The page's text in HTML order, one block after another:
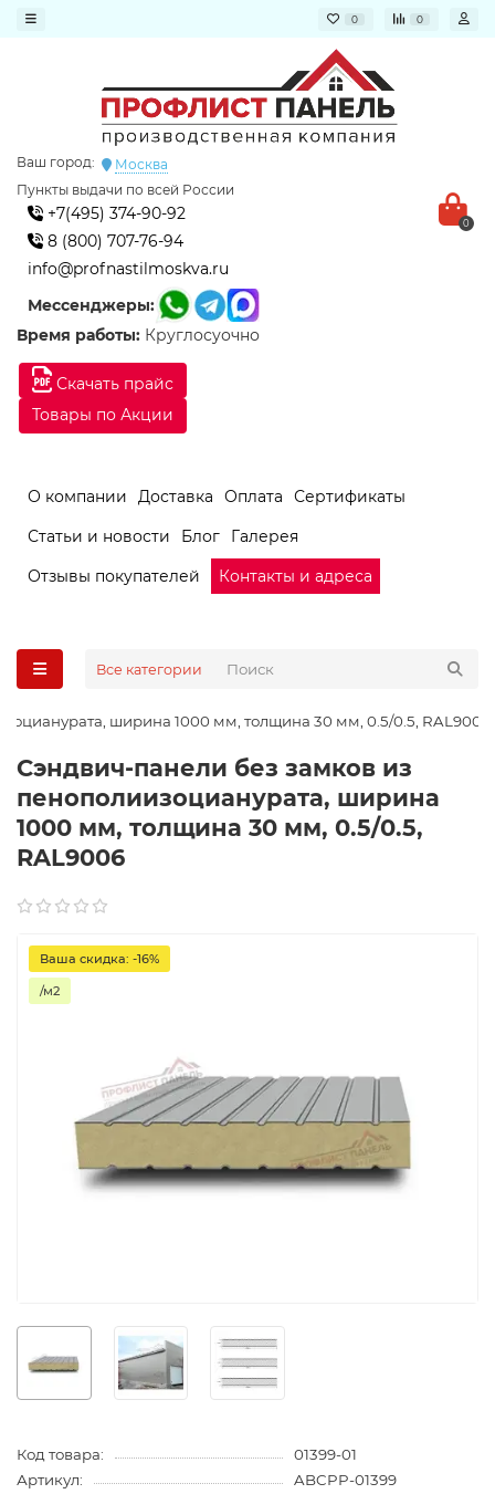
0 0
Скачать прайс
Товары по Акции
Ваш город:
Москва
Пункты выдачи по всей России
+7(495) 374-90-92
8 (800) 707-76-94
info@profnastilmoskva.ru
Мессенджеры:
Время работы: Круглосуочно
0
О компании Доставка Оплата
Сертификаты
Статьи и новости
Блог
Галерея
Отзывы покупателей
Контакты и адреса
Все категории
ширина 1000 мм, толщина 30 мм, 0.5/0.5, RAL9006
Сэндвич-панели без замков из
пенополиизоцианурата, ширина
1000 мм, толщина 30 мм, 0.5/0.5,
RAL9006
Ваша скидка: -16%
/м2
Код товара:
01399-01
Артикул:
ABCPP-01399